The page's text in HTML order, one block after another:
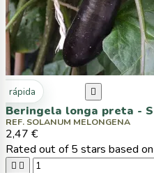
rápida 
Beringela longa preta -
REF. SOLANUM MELONGENA
2,47 €
Rated out of 5 stars based on
 